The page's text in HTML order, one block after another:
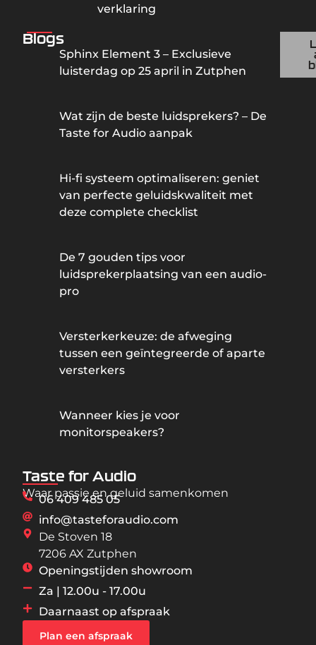
verklaring
Blogs
Sphinx Element 3 – Exclusieve
luisterdag op 25 april in Zutphen
Wat zijn de beste luidsprekers? – De
Taste for Audio aanpak
Hi-fi systeem optimaliseren: geniet
van perfecte geluidskwaliteit met
deze complete checklist
De 7 gouden tips voor
luidsprekerplaatsing van een audio-
pro
Versterkerkeuze: de afweging
tussen een geïntegreerde of aparte
versterkers
Wanneer kies je voor
monitorspeakers?
Taste for Audio
Waar passie en geluid samenkomen
06 409 485 05
info@tasteforaudio.com
De Stoven 18
7206 AX Zutphen
Openingstijden showroom
Za | 12.00u - 17.00u
Daarnaast op afspraak
Plan een afspraak